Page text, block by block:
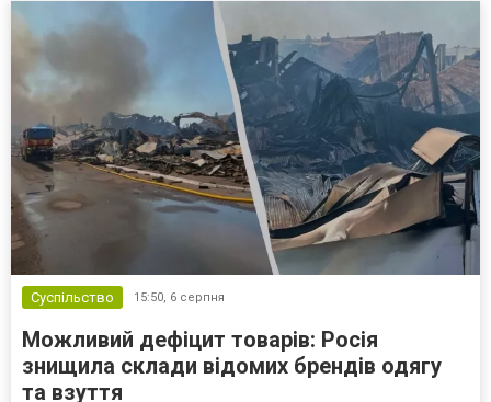
Суспільство 15:50, 6 серпня
Можливий дефіцит товарів: Росія
знищила склади відомих брендів одягу
та взуття